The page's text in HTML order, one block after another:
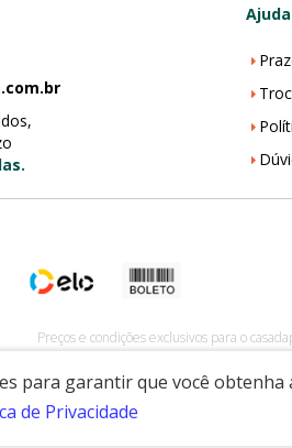
para garantir que você
de Privacidade
Ajuda
Preços e condições exclusivos para o